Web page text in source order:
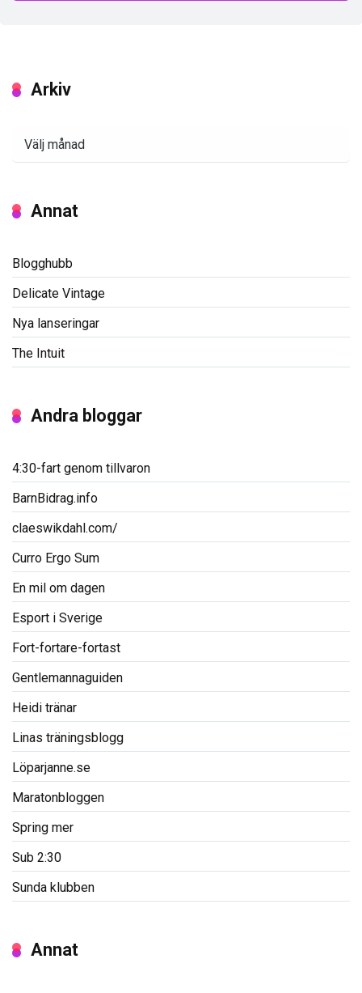
Arkiv
Annat
Blogghubb
Delicate Vintage
Nya lanseringar
The Intuit
Andra bloggar
4:30-fart genom tillvaron
BarnBidrag.info
claeswikdahl.com/
Curro Ergo Sum
En mil om dagen
Esport i Sverige
Fort-fortare-fortast
Gentlemannaguiden
Heidi tränar
Linas träningsblogg
Löparjanne.se
Maratonbloggen
Spring mer
Sub 2:30
Sunda klubben
Annat